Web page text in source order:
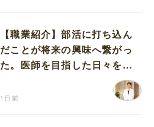
【職業紹介】部活に打ち込ん
だことが将来の興味へ繋がっ
た。医師を目指した日々を振
1日前